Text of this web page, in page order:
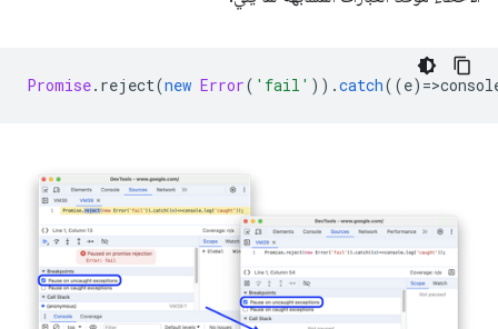
Promise. reject(new Error( 'fail' )).catch((e) =>